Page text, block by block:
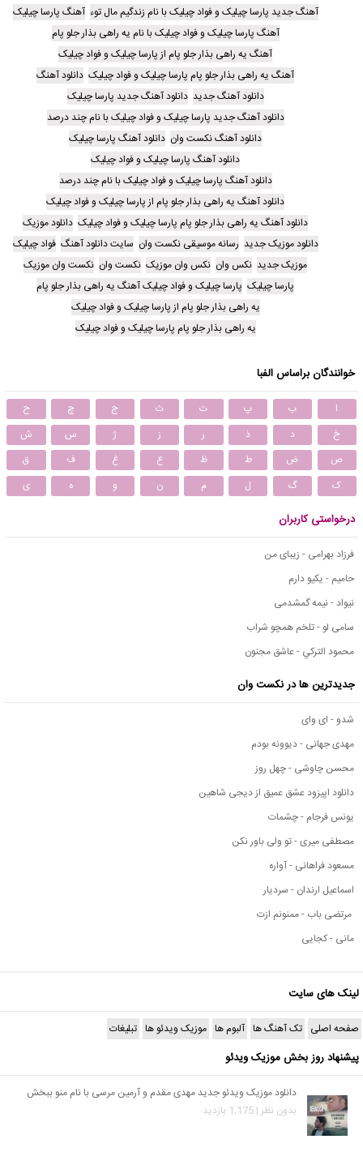
آهنگ جدید پارسا چیلیک و فواد چیلیک با نام زندگیم مال توء آهنگ پارسا چیلیک
آهنگ پارسا چیلیک و فواد چیلیک با نام یه راهی بذار جلو پام
آهنگ یه راهی بذار جلو پام از پارسا چیلیک و فواد چیلیک
آهنگ یه راهی بذار جلو پام پارسا چیلیک و فواد چیلیک دانلود آهنگ
دانلود آهنگ جدید دانلود آهنگ جدید پارسا چیلیک
دانلود آهنگ جدید پارسا چیلیک و فواد چیلیک با نام چند درصد
دانلود آهنگ نکست وان دانلود آهنگ پارسا چیلیک
دانلود آهنگ پارسا چیلیک و فواد چیلیک
دانلود آهنگ پارسا چیلیک و فواد چیلیک با نام چند درصد
دانلود آهنگ یه راهی بذار جلو پام از پارسا چیلیک و فواد چیلیک
دانلود آهنگ یه راهی بذار جلو پام پارسا چیلیک و فواد چیلیک دانلود موزیک
دانلود موزیک جدید رسانه موسیقی نکست وان سایت دانلود آهنگ فواد چیلیک
موزیک جدید نکس وان نکس وان موزیک نکست وان نکست وان موزیک
پارسا چیلیک پارسا چیلیک و فواد چیلیک آهنگ یه راهی بذار جلو پام
یه راهی بذار جلو پام از پارسا چیلیک و فواد چیلیک
یه راهی بذار جلو پام پارسا چیلیک و فواد چیلیک
خوانندگان براساس الفبا
ا ب پ ت ث ج چ
ح
خ
د ذ ر ز ژ س
ش
ص
ض ط ظ ع غ ف
ق
ک
گ ل م ن و ه ی
درخواستی کاربران
فرزاد بهرامی - زیبای من
حامیم - یکیو دارم
نیواد - نیمه گمشدمی
سامی لو - تلخم همچو شراب
محمود التركي - عاشق مجنون
جدیدترین ها در نکست وان
شدو - ای وای
مهدی جهانی - دیوونه بودم
محسن چاوشی - چهل روز
دانلود اپیزود عشق عمیق از دیجی شاهین
یونس فرجام - چشمات
مصطفی میری - تو ولی باور نکن
مسعود فراهانی - آواره
اسماعیل ارندان - سردیار
مرتضی باب - ممنونم ازت
مانی - کجایی
لینک های سایت
صفحه اصلی تک آهنگ ها آلبوم ها موزیک ویدئو ها تبلیغات
پیشنهاد روز بخش موزیک ویدئو
دانلود موزیک ویدئو جدید مهدی مقدم و آرمین مرسی با نام منو ببخش
بدون نظر | 1,175 بازدید